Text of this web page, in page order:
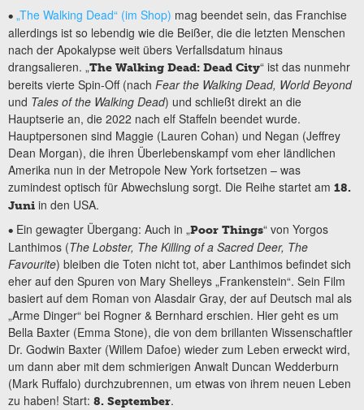
• „The Walking Dead“ (im Shop) mag beendet sein, das Franchise
allerdings ist so lebendig wie die Beißer, die die letzten Menschen
nach der Apokalypse weit übers Verfallsdatum hinaus
drangsalieren. „The Walking Dead: Dead City“ ist das nunmehr
bereits vierte Spin-Off (nach Fear the Walking Dead, World Beyond
und Tales of the Walking Dead) und schließt direkt an die
Hauptserie an, die 2022 nach elf Staffeln beendet wurde.
Hauptpersonen sind Maggie (Lauren Cohan) und Negan (Jeffrey
Dean Morgan), die ihren Überlebenskampf vom eher ländlichen
Amerika nun in der Metropole New York fortsetzen – was
zumindest optisch für Abwechslung sorgt. Die Reihe startet am 18.
Juni in den USA.
• Ein gewagter Übergang: Auch in „Poor Things“ von Yorgos
Lanthimos (The Lobster, The Killing of a Sacred Deer, The
Favourite) bleiben die Toten nicht tot, aber Lanthimos befindet sich
eher auf den Spuren von Mary Shelleys „Frankenstein“. Sein Film
basiert auf dem Roman von Alasdair Gray, der auf Deutsch mal als
„Arme Dinger“ bei Rogner & Bernhard erschien. Hier geht es um
Bella Baxter (Emma Stone), die von dem brillanten Wissenschaftler
Dr. Godwin Baxter (Willem Dafoe) wieder zum Leben erweckt wird,
um dann aber mit dem schmierigen Anwalt Duncan Wedderburn
(Mark Ruffalo) durchzubrennen, um etwas von ihrem neuen Leben
zu haben! Start: 8. September.